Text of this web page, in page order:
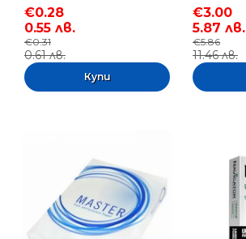
€0.28
0.55 лв.
€0.31
0.61 лв.
€3.00
5.87 лв.
€5.86
11.46 лв.